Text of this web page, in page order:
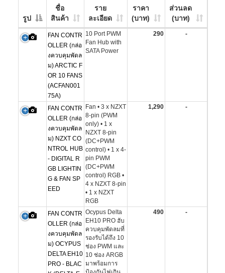
รูป
ชื่อ
สินค้า
ราย
ละเอียด
ราคา
(บาท)
ส่วนลด
(บาท)
FAN CONTR
OLLER (กล่อ
งควบคุมพัดล
ม) ARCTIC F
OR 10 FANS
(ACFAN001
75A)
10 Port PWM
Fan Hub with
SATA Power
290 -
FAN CONTR
OLLER (กล่อ
งควบคุมพัดล
ม) NZXT CO
NTROL HUB
- DIGITAL R
GB LIGHTIN
G & FAN SP
EED
Fan • 3 x NZXT
8-pin (PWM
only) • 1 x
NZXT 8-pin
(DC+PWM
control) • 1 x 4-
pin PWM
(DC+PWM
control) RGB •
4 x NZXT 8-pin
• 1 x NZXT
RGB
1,290 -
FAN CONTR
OLLER (กล่อ
งควบคุมพัดล
ม) OCYPUS
DELTA EH10
PRO - BLAC
Ocypus Delta
EH10 PRO ฮับ
ควบคุมพัดลมที่
รองรับได้ถึง 10
ช่อง PWM และ
10 ช่อง ARGB
มาพร้อมการ
490 -